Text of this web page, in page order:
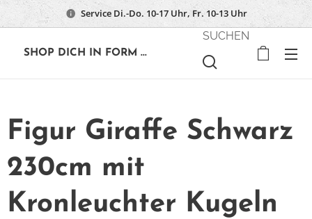
Service Di.-Do. 10-17 Uhr, Fr. 10-13 Uhr
SHOP DICH IN FORM ...
SUCHEN
Figur Giraffe Schwarz
230cm mit
Kronleuchter Kugeln